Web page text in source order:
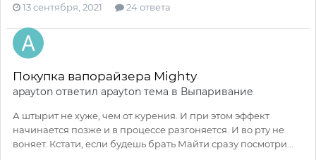
13 сентября, 2021 24 ответа
Покупка вапорайзера Mighty
apayton ответил apayton тема в Выпаривание
А штырит не хуже, чем от курения. И при этом эффект
начинается позже и в процессе разгоняется. И во рту не
воняет. Кстати, если будешь брать Майти сразу посмотри...